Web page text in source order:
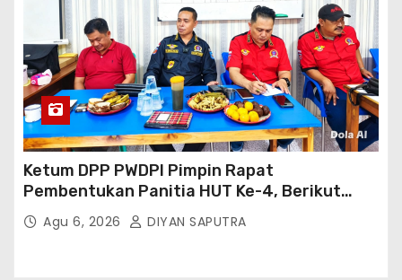
Ketum DPP PWDPI Pimpin Rapat
Pembentukan Panitia HUT Ke-4, Berikut
Susunan Dan Rangkaian Kegiatannya
Agu 6, 2026 DIYAN SAPUTRA